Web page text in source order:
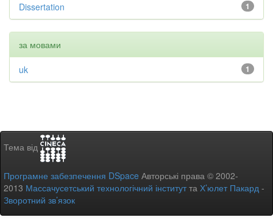
1
Dissertation
за мовами
1
uk
Тема від
Програмне забезпечення DSpace Авторські права © 2002-
2013 Массачусетський технологічний інститутта Х’юлет Пакард -
Зворотний зв’язок